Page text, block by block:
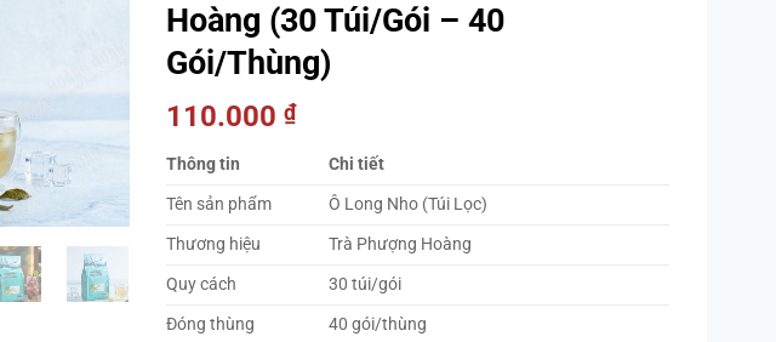
Hoàng (30 Túi/Gói – 40
Gói/Thùng)
110.000₫
Thông tin
Chi tiết
Tên sản phẩm
Ô Long Nho (Túi Lọc)
Thương hiệu
Trà Phượng Hoàng
Quy cách
30 túi/gói
Đóng thùng
40 gói/thùng